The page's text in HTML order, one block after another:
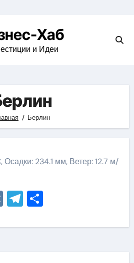
Хаб
и Идеи
Берлин
Осадки: 234.1 мм, Ветер: 12.7 м/
VKTelegram
Отправить